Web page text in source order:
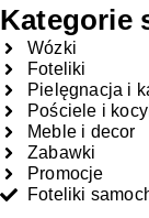
Kategorie
Wózki
Foteliki
Pielęgnacja i
Pościele i
Meble i decor
Zabawki
Promocje
Foteliki